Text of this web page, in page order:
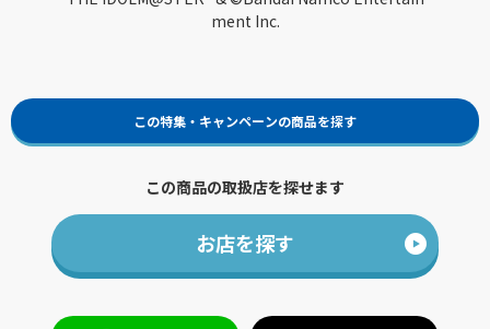
ment Inc.
この特集・キャンペーンの商品を探す
この商品の取扱店を探せます
お店を探す